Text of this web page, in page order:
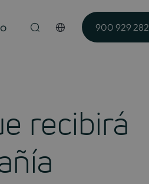
900 929 282
recibirá